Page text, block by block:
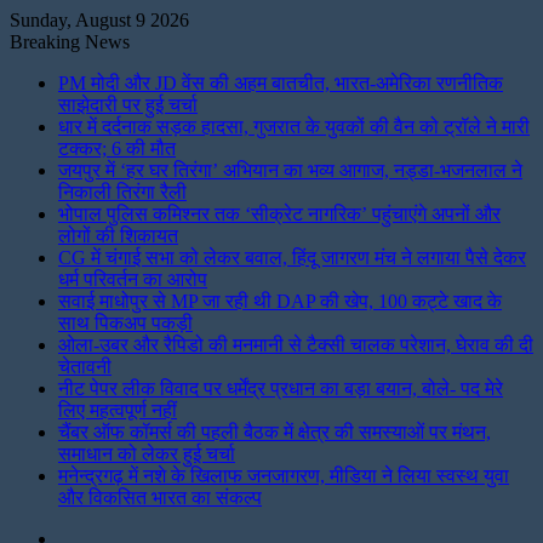
Sunday, August 9 2026
Breaking News
PM मोदी और JD वेंस की अहम बातचीत, भारत-अमेरिका रणनीतिक
साझेदारी पर हुई चर्चा
धार में दर्दनाक सड़क हादसा, गुजरात के युवकों की वैन को ट्रॉले ने मारी
टक्कर; 6 की मौत
जयपुर में ‘हर घर तिरंगा’ अभियान का भव्य आगाज, नड्डा-भजनलाल ने
निकाली तिरंगा रैली
भोपाल पुलिस कमिश्नर तक ‘सीक्रेट नागरिक’ पहुंचाएंगे अपनों और
लोगों की शिकायत
CG में चंगाई सभा को लेकर बवाल, हिंदू जागरण मंच ने लगाया पैसे देकर
धर्म परिवर्तन का आरोप
सवाई माधोपुर से MP जा रही थी DAP की खेप, 100 कट्टे खाद के
साथ पिकअप पकड़ी
ओला-उबर और रैपिडो की मनमानी से टैक्सी चालक परेशान, घेराव की दी
चेतावनी
नीट पेपर लीक विवाद पर धर्मेंद्र प्रधान का बड़ा बयान, बोले- पद मेरे
लिए महत्वपूर्ण नहीं
चैंबर ऑफ कॉमर्स की पहली बैठक में क्षेत्र की समस्याओं पर मंथन,
समाधान को लेकर हुई चर्चा
मनेन्द्रगढ़ में नशे के खिलाफ जनजागरण, मीडिया ने लिया स्वस्थ युवा
और विकसित भारत का संकल्प